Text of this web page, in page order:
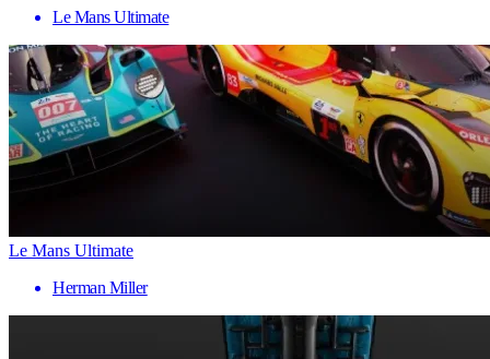
Le Mans Ultimate
Le Mans Ultimate
Herman Miller